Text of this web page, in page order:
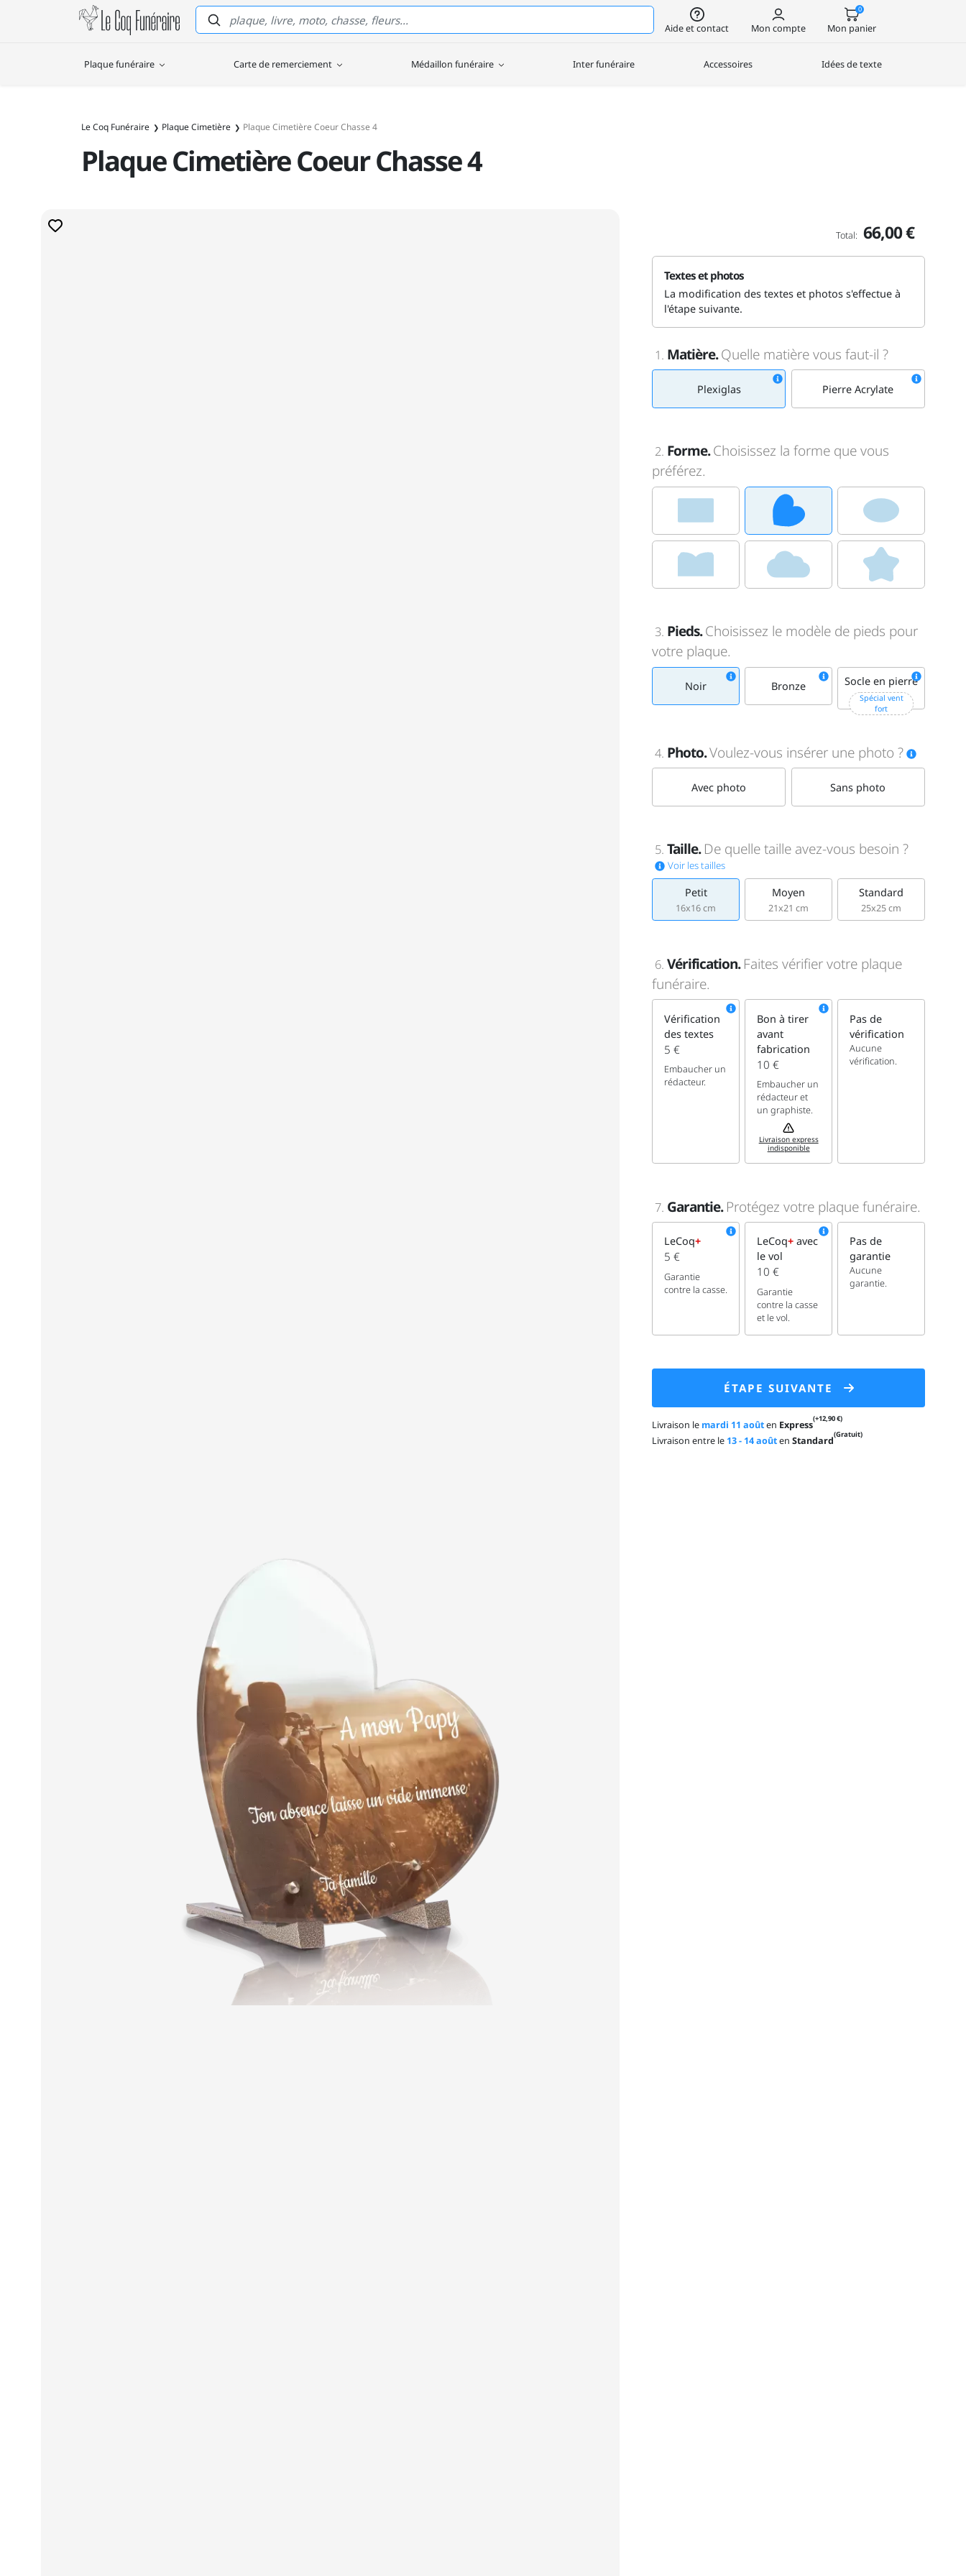
Le Coq Funéraire
Aide et contact Mon compte
0
Mon panier
Plaque funéraire Carte de remerciement Médaillon funéraire Inter funéraire Accessoires Idées de texte
Le Coq Funéraire Plaque Cimetière Plaque Cimetière Coeur Chasse 4
Plaque Cimetière Coeur Chasse 4
Total: 66,00 €
Textes et photos
La modification des textes et photos s'effectue à
l'étape suivante.
1. Matière.Quelle matière vous faut-il ?
Plexiglas Pierre Acrylate
2. Forme.Choisissez la forme que vous
préférez.
3. Pieds.Choisissez le modèle de pieds pour
votre plaque.
Noir Bronze Socle en pierre
+15€
Spécial vent
fort
4. Photo.Voulez-vous insérer une photo ?
Avec photo Sans photo
5. Taille. De quelle taille avez-vous besoin ?
Voir les tailles
Petit
16x16 cm
Moyen
21x21 cm
Standard
25x25 cm
6. Vérification. Faites vérifier votre plaque
funéraire.
Vérification
des textes
5 €
Embaucher un
rédacteur.
Bon à tirer
avant
fabrication
10 €
Embaucher un
rédacteur et
un graphiste.
Livraison express
indisponible
Pas de
vérification
Aucune
vérification.
7. Garantie. Protégez votre plaque funéraire.
LeCoq+
5 €
Garantie
contre la casse.
LeCoq+avec
le vol
10 €
Garantie
contre la casse
et le vol.
Pas de
garantie
Aucune
garantie.
ÉTAPE SUIVANTE
Livraison le mardi 11 aoûten Express(+12,90 €)
Livraison entre le 13 - 14 aoûtenStandard(Gratuit)